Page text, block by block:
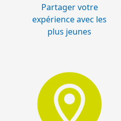
Partager votre
expérience avec les
plus jeunes